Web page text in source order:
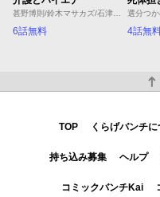
6話無料
選分つ
4話無
TOP くらげバンチに
持ち込み募集 ヘルプ
コミックバンチKai